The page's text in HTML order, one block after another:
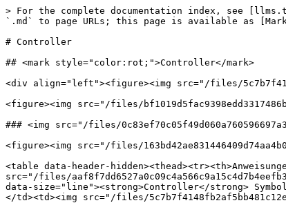
> For the complete documentation index, see
`.md` to page URLs; this page is available as
# Controller
## <mark style="color:rot;">Controller</mark>
<div align="left"><figure><img src="/files/
<figure><img src="/files/
### <img src="/files/
<figure><img src="/files/
<table data-header-
src="/files/
data-size="line"><strong>Controller</strong>
</td><td><img src="/files/